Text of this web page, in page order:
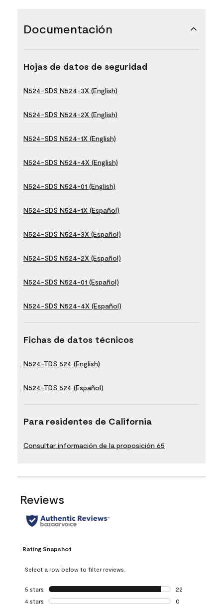
Documentación
Hojas de datos de seguridad
N524-SDS N524-3X (English)
N524-SDS N524-2X (English)
N524-SDS N524-1X (English)
N524-SDS N524-4X (English)
N524-SDS N524-01 (English)
N524-SDS N524-1X (Español)
N524-SDS N524-3X (Español)
N524-SDS N524-2X (Español)
N524-SDS N524-01 (Español)
N524-SDS N524-4X (Español)
Fichas de datos técnicos
N524-TDS 524 (English)
N524-TDS 524 (Español)
Para residentes de California
Consultar información de la proposición 65
Reviews
Rating Snapshot
Select a row below to filter reviews.
5 stars stars
22
22 reviews with
4 stars stars
0